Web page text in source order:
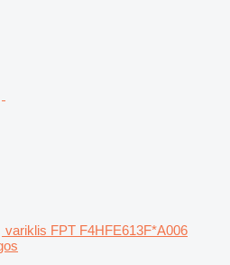
variklis FPT F4HFE613F*A006